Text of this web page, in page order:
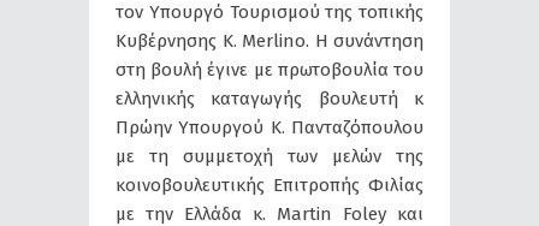
τον Υπουργό Τουρισμού της τοπικής
Κυβέρνησης Κ. Merlino. H συνάντηση
στη βουλή έγινε με πρωτοβουλία του
ελληνικής καταγωγής βουλευτή κ
Πρώην Υπουργού Κ. Πανταζόπουλου
με τη συμμετοχή των μελών της
κοινοβουλευτικής Επιτροπής Φιλίας
με την Ελλάδα κ. Μartin Foley και